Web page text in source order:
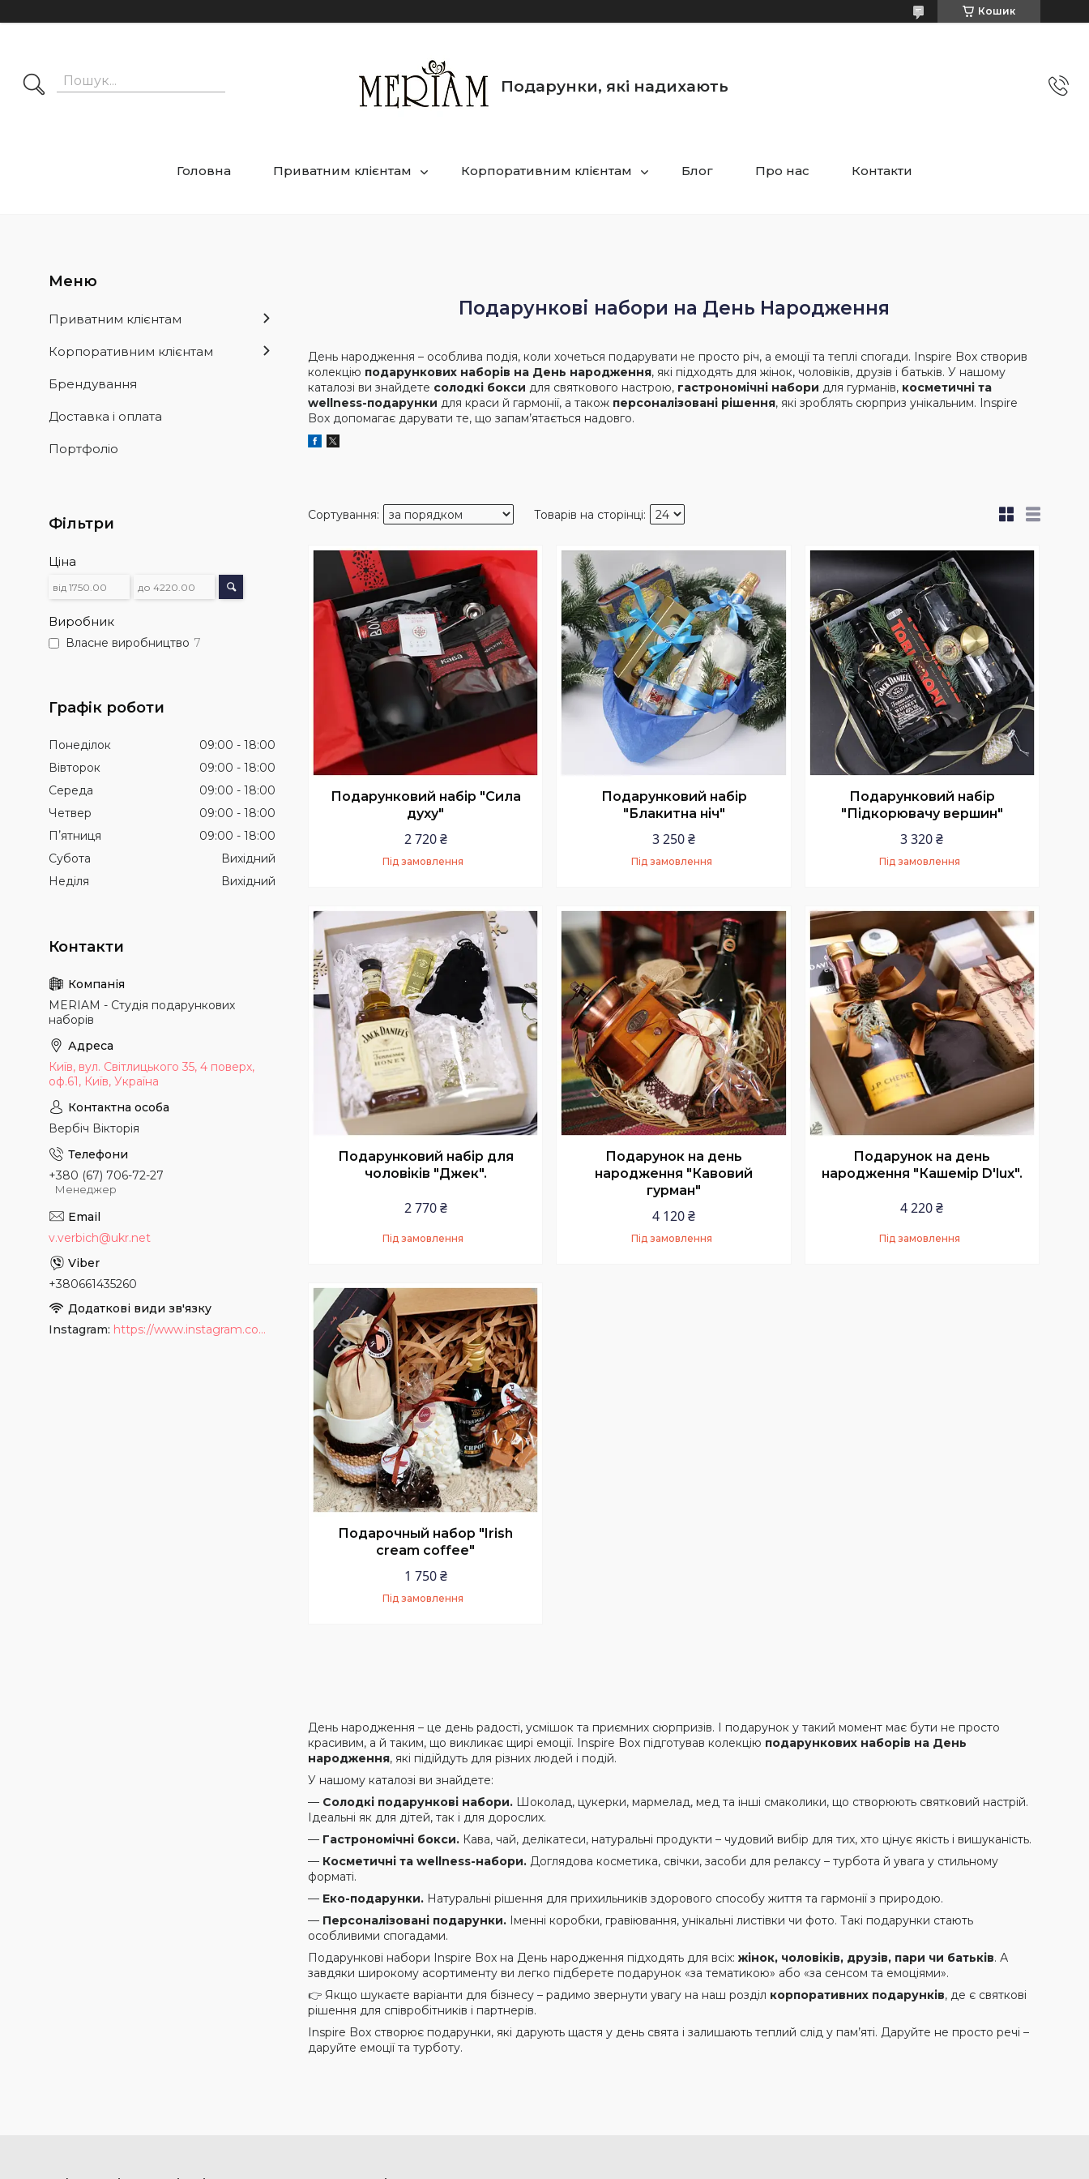
Кошик
Подарунки, які надихають
Головна Приватним клієнтам Корпоративним клієнтам Блог Про нас Контакти
Подарункові набори на День Народження
День народження – особлива подія, коли хочеться подарувати не просто річ, а емоції та теплі спогади. Inspire Box створив
колекцію подарункових наборів на День народження, які підходять для жінок, чоловіків, друзів і батьків. У нашому
каталозі ви знайдете солодкі бокси для святкового настрою, гастрономічні набори для гурманів, косметичні та
wellness-подарунки для краси й гармонії, а також персоналізовані рішення, які зроблять сюрприз унікальним. Inspire
Box допомагає дарувати те, що запам’ятається надовго.
Подарунковий набір "Сила
духу"
2 720 ₴
Під замовлення
Купити
Подарунковий набір
"Блакитна ніч"
3 250 ₴
Під замовлення
Купити
Подарунковий набір
"Підкорювачу вершин"
3 320 ₴
Під замовлення
Купити
Подарунковий набір для
чоловіків "Джек".
2 770 ₴
Під замовлення
Купити
Подарунок на день
народження "Кавовий
гурман"
4 120 ₴
Під замовлення
Подарунок на день
народження "Кашемір D'lux".
4 220 ₴
Під замовлення
Подарочный набор "Irish
cream coffee"
1 750 ₴
Під замовлення
День народження – це день радості, усмішок та приємних сюрпризів. І подарунок у такий момент має бути не просто
красивим, а й таким, що викликає щирі емоції. Inspire Box підготував колекцію подарункових наборів на День
народження, які підійдуть для різних людей і подій.
У нашому каталозі ви знайдете:
— Солодкі подарункові набори. Шоколад, цукерки, мармелад, мед та інші смаколики, що створюють святковий настрій.
Ідеальні як для дітей, так і для дорослих.
— Гастрономічні бокси. Кава, чай, делікатеси, натуральні продукти – чудовий вибір для тих, хто цінує якість і вишуканість.
— Косметичні та wellness-набори. Доглядова косметика, свічки, засоби для релаксу – турбота й увага у стильному
форматі.
— Еко-подарунки. Натуральні рішення для прихильників здорового способу життя та гармонії з природою.
— Персоналізовані подарунки. Іменні коробки, гравіювання, унікальні листівки чи фото. Такі подарунки стають
особливими спогадами.
Подарункові набори Inspire Box на День народження підходять для всіх: жінок, чоловіків, друзів, пари чи батьків. А
завдяки широкому асортименту ви легко підберете подарунок «за тематикою» або «за сенсом та емоціями».
👉 Якщо шукаєте варіанти для бізнесу – радимо звернути увагу на наш розділ корпоративних подарунків, де є святкові
рішення для співробітників і партнерів.
Inspire Box створює подарунки, які дарують щастя у день свята і залишають теплий слід у пам’яті. Даруйте не просто речі –
даруйте емоції та турботу.
Приватним клієнтам
Корпоративним клієнтам
Брендування
Доставка і оплата
Портфоліо
Фільтри
Ціна
Виробник
Власне виробництво 7
Графік роботи
Понеділок 09:00
18:00
Вівторок
09:00
18:00
Середа
09:00
18:00
Четвер
09:00
18:00
Пʼятниця
09:00
18:00
Субота
Вихідний
Неділя
Вихідний
MERIAM - Студія подарункових
наборів
Київ, вул. Світлицького 35, 4 поверх,
оф.61, Київ, Україна
Вербіч Вікторія
+380 (67) 706-72-27
Менеджер
v.verbich@ukr.net
+380661435260
Instagram https://www.instagram.com/podarki_meriam